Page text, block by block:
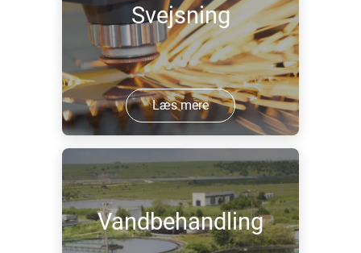
Svejsning
Læs mere
Vandbehandling